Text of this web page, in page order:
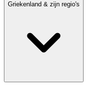
Griekenland & zijn regio's